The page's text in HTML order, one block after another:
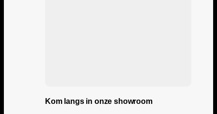
Kom langs in onze showroom